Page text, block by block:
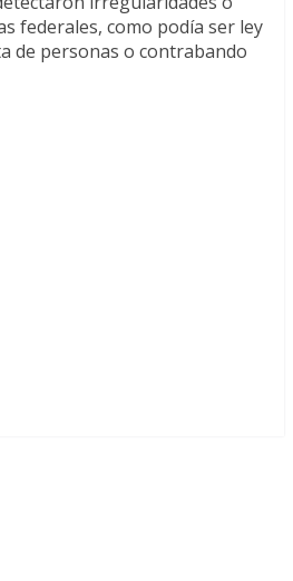
federales, como podía ser ley
de personas o contrabando